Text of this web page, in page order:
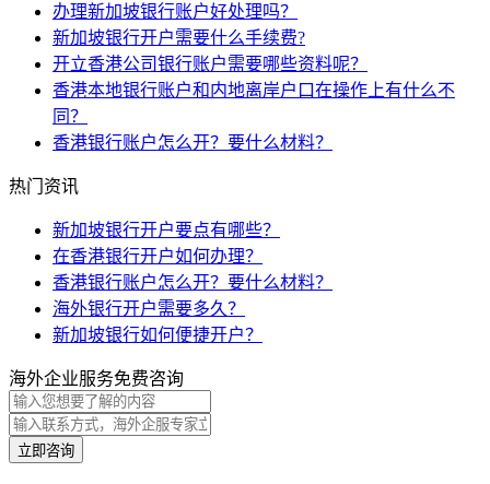
办理新加坡银行账户好处理吗？
新加坡银行开户需要什么手续费?
开立香港公司银行账户需要哪些资料呢？
香港本地银行账户和内地离岸户口在操作上有什么不
同？
香港银行账户怎么开？要什么材料？
热门资讯
新加坡银行开户要点有哪些？
在香港银行开户如何办理？
香港银行账户怎么开？要什么材料？
海外银行开户需要多久？
新加坡银行如何便捷开户？
海外企业服务免费咨询
立即咨询